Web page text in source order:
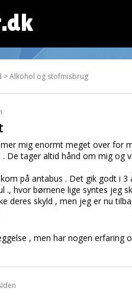
> Alkohol og stofmisbrug
mig enormt meget over for
De tager altid hånd om mig og
på antabus . Det gik godt i 3
., hvor børnene lige syntes jeg
deres skyld , men jeg er nu
, men har nogen erfaring